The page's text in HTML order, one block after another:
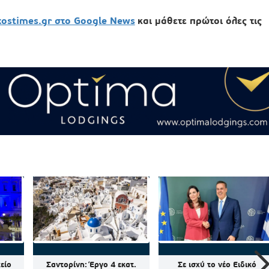
στο Google News και μάθετε πρώτοι όλες τις
Σαντορίνη: Έργο 4 εκατ.
Σε ισχύ το νέο Ειδικό